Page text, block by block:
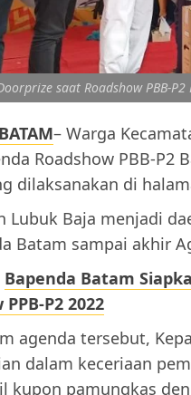
saat Roadshow PBB-
BATAM– Warga
Roadshow PBB-P2
dilaksanakan di
Lubuk Baja menjadi
Batam sampai akhir
Bapenda Batam
P2 2022
agenda tersebut,
dalam keceriaan
kupon pamungkas